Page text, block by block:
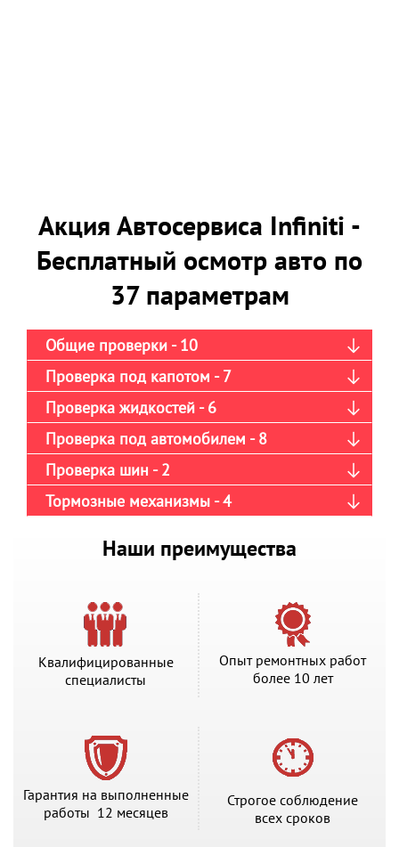
Акция Автосервиса Infiniti -
Бесплатный осмотр авто по
37 параметрам
Общие проверки - 10
Проверка под капотом - 7
Проверка жидкостей - 6
Проверка под автомобилем - 8
Проверка шин - 2
Тормозные механизмы - 4
Наши преимущества
Квалифицированные
специалисты
Опыт ремонтных работ
более 10 лет
Гарантия на выполненные
работы 12 месяцев
Строгое соблюдение
всех сроков